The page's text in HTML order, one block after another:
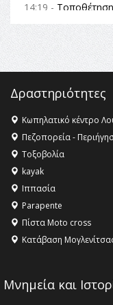
14:19 -
Αναθεώρηση του
θεσμικές
στις επόμενες
16:35 -Το
16:27 - Όλυμπος:
Κληρονομιάς της
Όλυμπος
αγαθό εξέχουσας
ανθρωπότητα
16:18 -
ΣΤΗΝ ΕΔΕΣΣΑ
Δραστηριότητες
Κωπηλατικό κέντρο
Πεζοπορεία -
Τοξοβολία
kayak
Ιππασία
Parapente
Πίστα Moto cross
Κατάβαση
Μνημεία και